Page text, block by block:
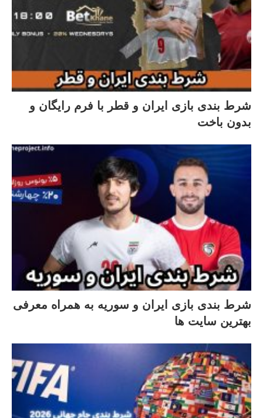
شرط بندی بازی ایران و قطر با فرم رایگان و
بدون باخت
شرط بندی بازی ایران و سوریه به همراه معرفی
بهترین سایت ها